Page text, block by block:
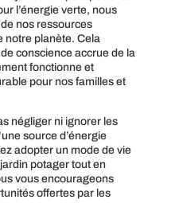
l’énergie verte, nous
nos ressources
notre planète. Cela
conscience accrue de la
fonctionne et
pour nos familles et
négliger ni ignorer les
source d’énergie
adopter un mode de vie
potager tout en
vous encourageons
offertes par les